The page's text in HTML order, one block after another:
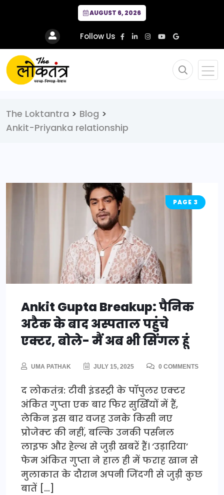
AUGUST 6, 2026
Follow Us
The Loktantra > Blog >
Ankit-Priyanka relationship
PAGE 3
Ankit Gupta Breakup: पैनिक
अटैक के बाद अस्पताल पहुंचे
एक्टर, बोले- मैं अब भी सिंगल हूं
UMA PATHAK JULY 15, 2025 0 COMMENTS
द लोकतंत्र: टीवी इंडस्ट्री के पॉपुलर एक्टर
अंकित गुप्ता एक बार फिर सुर्खियों में हैं,
लेकिन इस बार वजह उनके किसी नए
प्रोजेक्ट की नहीं, बल्कि उनकी पर्सनल
लाइफ और हेल्थ से जुड़ी खबरें हैं। ‘उड़ारिया’
फेम अंकित गुप्ता ने हाल ही में फराह खान से
मुलाकात के दौरान अपनी जिंदगी से जुड़ी कुछ
बातें […]